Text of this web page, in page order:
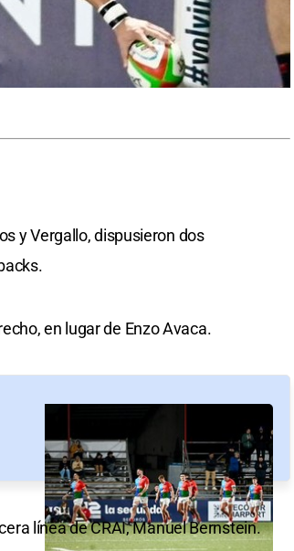
y Vergallo, dispusieron dos
en lugar de Enzo Avaca.
línea de CRAI, Manuel Bernstein.